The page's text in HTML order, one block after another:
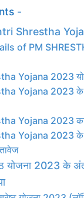
-
Shrestha
of PM
Yojana 2023
Yojana 2023 के
Yojana 2023
Yojana 2023 के
योजना 2023 के